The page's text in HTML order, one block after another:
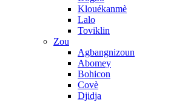
Klouékanmè
Lalo
Toviklin
Zou
Agbangnizoun
Abomey
Bohicon
Covè
Djidja